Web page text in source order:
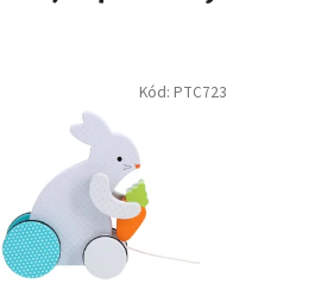
Kód: PTC723